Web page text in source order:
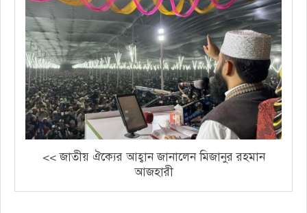
<< জাতীয় ঐক্যের আহ্বান জানালেন মিজানুর রহমান
আজহারী